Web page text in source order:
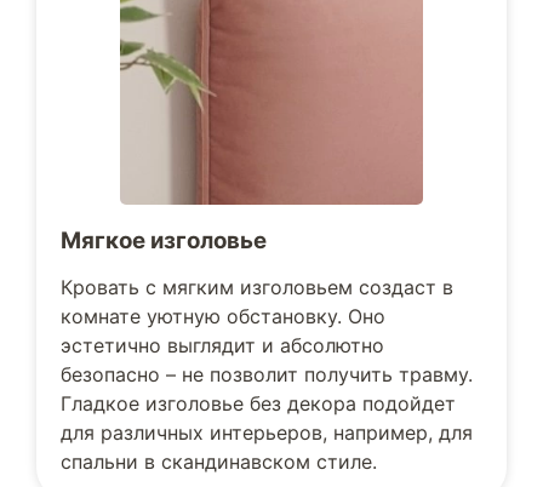
Мягкое изголовье
Кровать с мягким изголовьем создаст в
комнате уютную обстановку. Оно
эстетично выглядит и абсолютно
безопасно – не позволит получить травму.
Гладкое изголовье без декора подойдет
для различных интерьеров, например, для
спальни в скандинавском стиле.